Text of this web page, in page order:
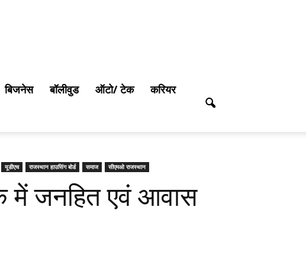
बिजनेस बॉलीवुड ऑटो/ टेक
करियर
यूडीएच राजस्थान हाउसिंग बोर्ड समाज सीएमओ राजस्थान
में जनहित एवं आवास